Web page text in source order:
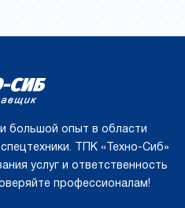
большой опыт в области
ТПК «Техно-Сиб»
услуг и ответственность
профессионалам!